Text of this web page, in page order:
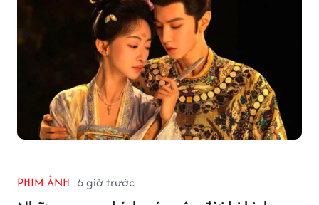
PHIM ẢNH 6 giờ trước